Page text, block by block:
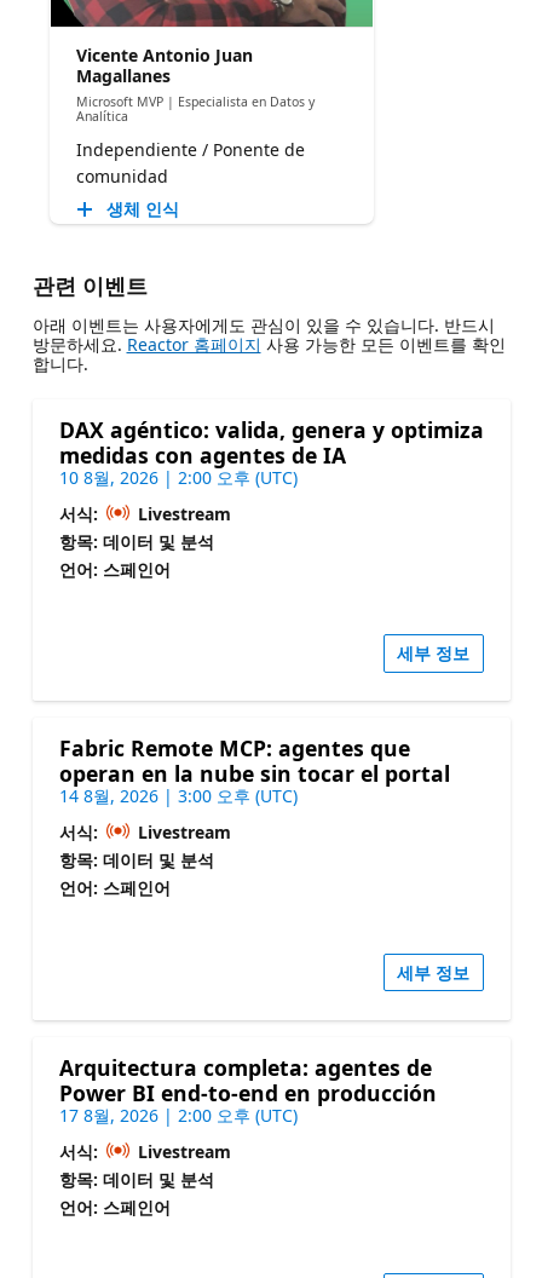
Vicente Antonio Juan
Magallanes
Microsoft MVP | Especialista en Datos y
Analítica
Independiente / Ponente de
comunidad
생체 인식
관련 이벤트
아래 이벤트는 사용자에게도 관심이 있을 수 있습니다. 반드시
방문하세요. Reactor 홈페이지 사용 가능한 모든 이벤트를 확인
합니다.
DAX agéntico: valida, genera y optimiza
medidas con agentes de IA
10 8월, 2026 | 2:00 오후 (UTC)
서식:
Livestream
항목: 데이터 및 분석
언어: 스페인어
세부 정보
Fabric Remote MCP: agentes que
operan en la nube sin tocar el portal
14 8월, 2026 | 3:00 오후 (UTC)
서식:
Livestream
항목: 데이터 및 분석
언어: 스페인어
세부 정보
Arquitectura completa: agentes de
Power BI end-to-end en producción
17 8월, 2026 | 2:00 오후 (UTC)
서식:
Livestream
항목: 데이터 및 분석
언어: 스페인어